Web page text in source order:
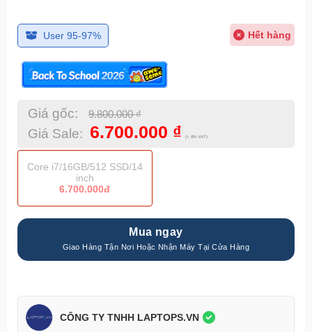
User 95-97% Hết hàng
Giá gốc: 9.800.000₫
Giá Sale: 6.700.000 ₫ (+ 8% VAT)
Core i7/16GB/512 SSD/14
inch
6.700.000đ
Mua ngay
CÔNG TY TNHH LAPTOPS.VN